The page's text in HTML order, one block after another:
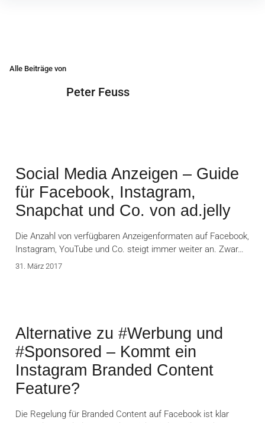
Alle Beiträge von
Peter Feuss
Social Media Anzeigen – Guide
für Facebook, Instagram,
Snapchat und Co. von ad.jelly
Die Anzahl von verfügbaren Anzeigenformaten auf Facebook,
Instagram, YouTube und Co. steigt immer weiter an. Zwar…
31. März 2017
Alternative zu #Werbung und
#Sponsored – Kommt ein
Instagram Branded Content
Feature?
Die Regelung für Branded Content auf Facebook ist klar